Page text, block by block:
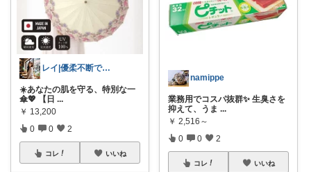
レイ|優柔不断で選べない🥲
☀️あなたの肌を守る、特別な一
傘💖 【日 ...
￥ 13,200
0 0 2
コレ いいね
namippe
業務用でコスパ抜群✨ 生臭さを
抑えて、うま ...
￥ 2,516～
0 0 2
コレ いいね